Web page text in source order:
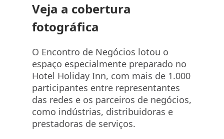
Veja a cobertura
fotográfica
O Encontro de Negócios lotou o
espaço especialmente preparado no
Hotel Holiday Inn, com mais de 1.000
participantes entre representantes
das redes e os parceiros de negócios,
como indústrias, distribuidoras e
prestadoras de serviços.